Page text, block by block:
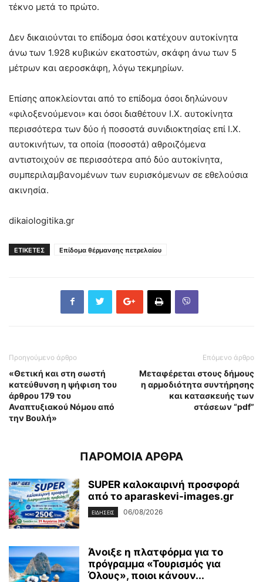
τέκνο μετά το πρώτο.
Δεν δικαιούνται το επίδομα όσοι κατέχουν αυτοκίνητα
άνω των 1.928 κυβικών εκατοστών, σκάφη άνω των 5
μέτρων και αεροσκάφη, λόγω τεκμηρίων.
Επίσης αποκλείονται από το επίδομα όσοι δηλώνουν
«φιλοξενούμενοι» και όσοι διαθέτουν Ι.Χ. αυτοκίνητα
περισσότερα των δύο ή ποσοστά συνιδιοκτησίας επί Ι.Χ.
αυτοκινήτων, τα οποία (ποσοστά) αθροιζόμενα
αντιστοιχούν σε περισσότερα από δύο αυτοκίνητα,
συμπεριλαμβανομένων των ευρισκόμενων σε εθελούσια
ακινησία.
dikaiologitika.gr
ΕΤΙΚΕΤΕΣ Επίδομα θέρμανσης πετρελαίου
Προηγούμενο άρθρο
«Θετική και στη σωστή
κατεύθυνση η ψήφιση του
άρθρου 179 του
Αναπτυξιακού Νόμου από
την Βουλή»
Επόμενο άρθρο
Μεταφέρεται στους δήμους
η αρμοδιότητα συντήρησης
και κατασκευής των
στάσεων “pdf”
ΠΑΡΟΜΟΙΑ ΑΡΘΡΑ
SUPER καλοκαιρινή προσφορά
από το aparaskevi-images.gr
ΕΙΔΗΣΕΙΣ 06/08/2026
Άνοιξε η πλατφόρμα για το
πρόγραμμα «Τουρισμός για
Όλους», ποιοι κάνουν...